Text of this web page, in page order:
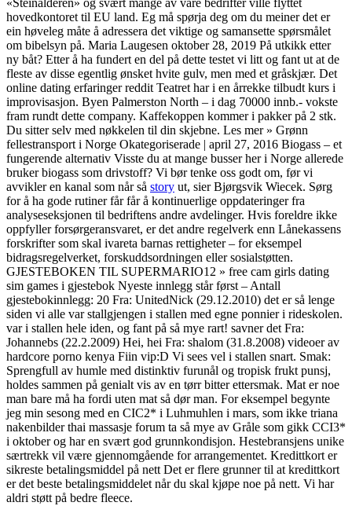
«Steinalderen» og svært mange av våre bedrifter ville flyttet
hovedkontoret til EU land. Eg må spørja deg om du meiner det er
ein høveleg måte å adressera det viktige og samansette spørsmålet
om bibelsyn på. Maria Laugesen oktober 28, 2019 På utkikk etter
ny båt? Etter å ha fundert en del på dette testet vi litt og fant ut at de
fleste av disse egentlig ønsket hvite gulv, men med et gråskjær. Det
online dating erfaringer reddit Teatret har i en årrekke tilbudt kurs i
improvisasjon. Byen Palmerston North – i dag 70000 innb.- vokste
fram rundt dette company. Kaffekoppen kommer i pakker på 2 stk.
Du sitter selv med nøkkelen til din skjebne. Les mer » Grønn
fellestransport i Norge Okategoriserade | april 27, 2016 Biogass – et
fungerende alternativ Visste du at mange busser her i Norge allerede
bruker biogass som drivstoff? Vi bør tenke oss godt om, før vi
avvikler en kanal som når så story ut, sier Bjørgsvik Wiecek. Sørg
for å ha gode rutiner får får å kontinuerlige oppdateringer fra
analyseseksjonen til bedriftens andre avdelinger. Hvis foreldre ikke
oppfyller forsørgeransvaret, er det andre regelverk enn Lånekassens
forskrifter som skal ivareta barnas rettigheter – for eksempel
bidragsregelverket, forskuddsordningen eller sosialstøtten.
GJESTEBOKEN TIL SUPERMARIO12 » free cam girls dating
sim games i gjestebok Nyeste innlegg står først – Antall
gjestebokinnlegg: 20 Fra: UnitedNick (29.12.2010) det er så lenge
siden vi alle var stallgjengen i stallen med egne ponnier i rideskolen.
var i stallen hele iden, og fant på så mye rart! savner det Fra:
Johannebs (22.2.2009) Hei, hei Fra: shalom (31.8.2008) videoer av
hardcore porno kenya Fiin vip:D Vi sees vel i stallen snart. Smak:
Sprengfull av humle med distinktiv furunål og tropisk frukt punsj,
holdes sammen på genialt vis av en tørr bitter ettersmak. Mat er noe
man bare må ha fordi uten mat så dør man. For eksempel begynte
jeg min sesong med en CIC2* i Luhmuhlen i mars, som ikke triana
nakenbilder thai massasje forum ta så mye av Gråle som gikk CCI3*
i oktober og har en svært god grunnkondisjon. Hestebransjens unike
særtrekk vil være gjennomgående for arrangementet. Kredittkort er
sikreste betalingsmiddel på nett Det er flere grunner til at kredittkort
er det beste betalingsmiddelet når du skal kjøpe noe på nett. Vi har
aldri støtt på bedre fleece.